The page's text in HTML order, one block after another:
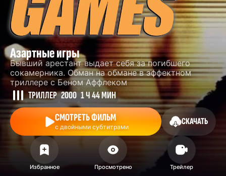
Азартные игры
Бывший арестант выдает себя за погибшего
сокамерника. Обман на обмане в эффектном
триллере с Беном Аффлеком
ТРИЛЛЕР 2000 1 Ч 44 МИН
СМОТРЕТЬ ФИЛЬМ
с двойными субтитрами
СКАЧАТЬ